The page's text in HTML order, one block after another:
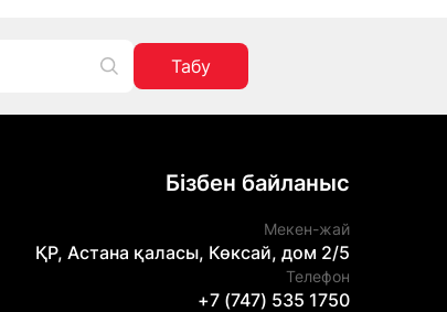
Табу
Бізбен байланыс
Мекен-жай
ҚР, Астана қаласы, Көксай, дом 2/5
Телефон
+7 (747) 535 1750